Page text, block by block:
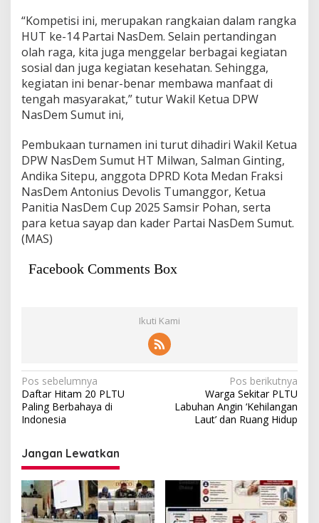
“Kompetisi ini, merupakan rangkaian dalam rangka
HUT ke-14 Partai NasDem. Selain pertandingan
olah raga, kita juga menggelar berbagai kegiatan
sosial dan juga kegiatan kesehatan. Sehingga,
kegiatan ini benar-benar membawa manfaat di
tengah masyarakat,” tutur Wakil Ketua DPW
NasDem Sumut ini,
Pembukaan turnamen ini turut dihadiri Wakil Ketua
DPW NasDem Sumut HT Milwan, Salman Ginting,
Andika Sitepu, anggota DPRD Kota Medan Fraksi
NasDem Antonius Devolis Tumanggor, Ketua
Panitia NasDem Cup 2025 Samsir Pohan, serta
para ketua sayap dan kader Partai NasDem Sumut.
(MAS)
Facebook Comments Box
Ikuti Kami
Navigasi
pos
Pos sebelumnya
Daftar Hitam 20 PLTU
Paling Berbahaya di
Indonesia
Pos berikutnya
Warga Sekitar PLTU
Labuhan Angin ‘Kehilangan
Laut’ dan Ruang Hidup
Jangan Lewatkan